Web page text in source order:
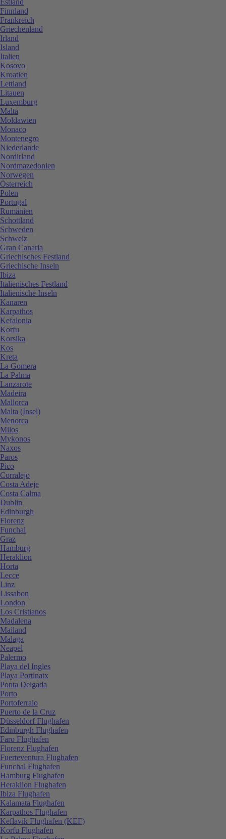
Finnland
Frankreich
Griechenland
Irland
Island
Italien
Kosovo
Kroatien
Lettland
Litauen
Luxemburg
Malta
Moldawien
Monaco
Montenegro
Niederlande
Nordirland
Nordmazedonien
Norwegen
Österreich
Polen
Portugal
Rumänien
Schottland
Schweden
Schweiz
Gran Canaria
Griechisches Festland
Griechische Inseln
Ibiza
Italienisches Festland
Italienische Inseln
Kanaren
Karpathos
Kefalonia
Korfu
Korsika
Kos
Kreta
La Gomera
La Palma
Lanzarote
Madeira
Mallorca
Malta (Insel)
Menorca
Milos
Mykonos
Naxos
Paros
Pico
Corralejo
Costa Adeje
Costa Calma
Dublin
Edinburgh
Florenz
Funchal
Graz
Hamburg
Heraklion
Horta
Lecce
Linz
Lissabon
London
Los Cristianos
Madalena
Mailand
Malaga
Neapel
Palermo
Playa del Ingles
Playa Portinatx
Ponta Delgada
Porto
Portoferraio
Puerto de la Cruz
Düsseldorf Flughafen
Edinburgh Flughafen
Faro Flughafen
Florenz Flughafen
Fuerteventura Flughafen
Funchal Flughafen
Hamburg Flughafen
Heraklion Flughafen
Ibiza Flughafen
Kalamata Flughafen
Karpathos Flughafen
Keflavik Flughafen (KEF)
Korfu Flughafen